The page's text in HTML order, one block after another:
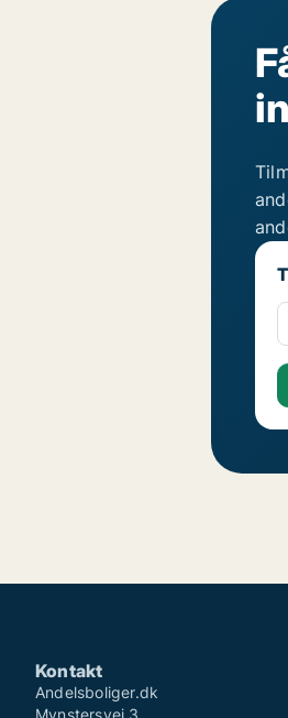
Kontakt
Andelsboliger.dk
Mynstersvej 3